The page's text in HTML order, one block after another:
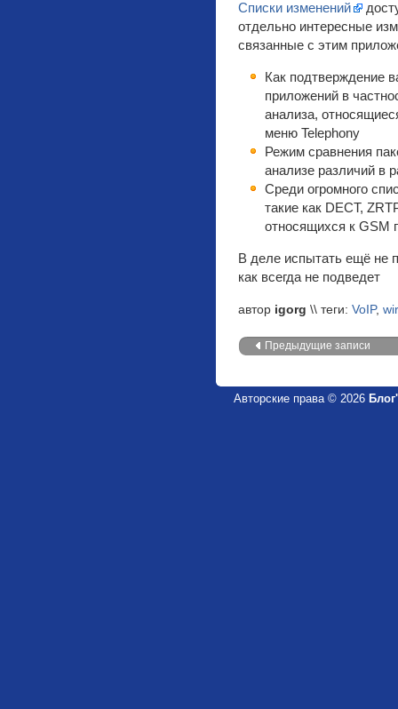
Списки изменений
отдельно интересные
связанные с этим
Как подтверждение
приложений в
анализа,
меню Telephony
Режим сравнения
анализе различий в
Среди огромного
такие как DECT,
относящихся к GSM
В деле испытать ещё не
как всегда не подведет
автор igorg \\ теги: VoIP,
Предыдущие записи
Авторские права © 2026